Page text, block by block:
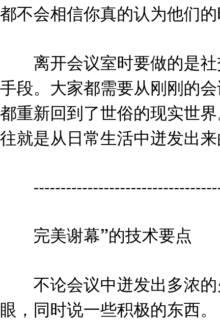
都不会相信你真的认为他们
离开会议室时要做的是社
手段。大家都需要从刚刚的
都重新回到了世俗的现实世
往就是从日常生活中迸发出
完美谢幕”的技术要点
不论会议中迸发出多浓的
眼，同时说一些积极的东西。